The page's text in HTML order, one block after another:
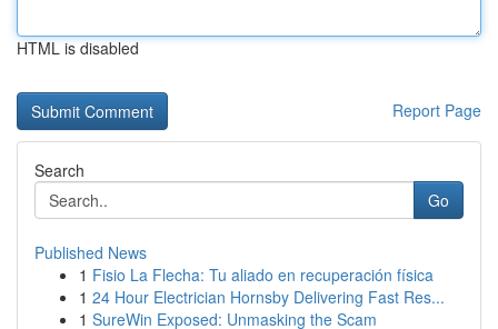
HTML is disabled
Report Page
Search
Go
Published News
1 Fisio La Flecha: Tu aliado en recuperación física
1 24 Hour Electrician Hornsby Delivering Fast Res...
1 SureWin Exposed: Unmasking the Scam